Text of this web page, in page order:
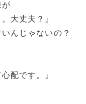
が
大丈夫？』
んじゃないの？
配です。』